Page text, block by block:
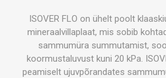
ISOVER FLO on ühelt poolt
mineraalvillaplaat, mis sobib
sammumüra summutamist,
koormustaluvust kuni 20 kPa.
peamiselt ujuvpõrandates